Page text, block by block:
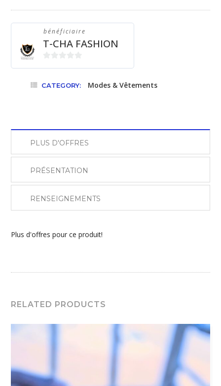
quantity
bénéficiaire
T-CHA FASHION
5
CATEGORY: Modes & Vêtements
PLUS D'OFFRES
PRÉSENTATION
RENSEIGNEMENTS
Plus d'offres pour ce produit!
RELATED PRODUCTS